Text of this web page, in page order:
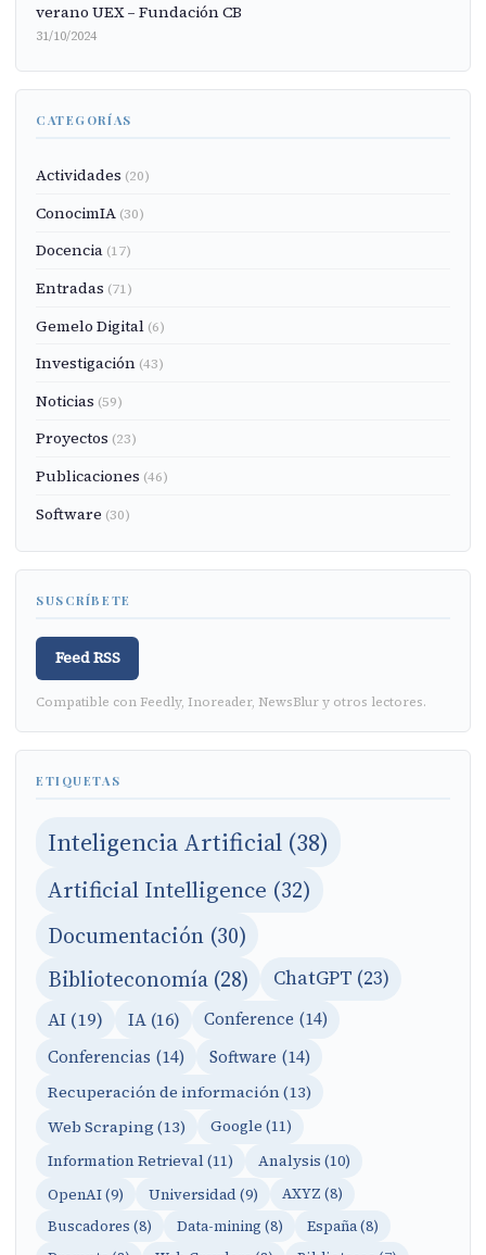
verano UEX – Fundación CB
31/10/2024
CATEGORÍAS
Actividades (20)
ConocimIA (30)
Docencia (17)
Entradas (71)
Gemelo Digital (6)
Investigación (43)
Noticias (59)
Proyectos (23)
Publicaciones (46)
Software (30)
SUSCRÍBETE
Feed RSS
Compatible con Feedly, Inoreader, NewsBlur y otros lectores.
ETIQUETAS
Inteligencia Artificial (38)
Artificial Intelligence (32)
Documentación (30)
Biblioteconomía (28) ChatGPT (23)
AI (19) IA (16)
Conference (14)
Conferencias (14)
Software (14)
Recuperación de información (13)
Web Scraping (13)
Google (11)
Information Retrieval (11)
Analysis (10)
OpenAI (9) Universidad (9)
AXYZ (8)
Buscadores (8)
Data-mining (8)
España (8)